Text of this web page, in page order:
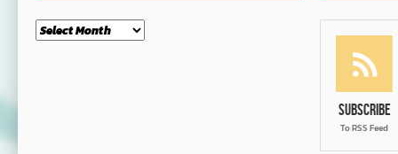
Month
Subscribe
To RSS Feed